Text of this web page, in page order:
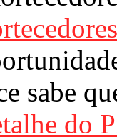
sabe
do